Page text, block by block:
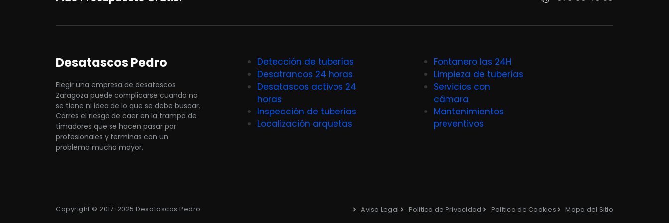
Desatascos Pedro
Elegir una empresa de desatascos
Zaragoza puede complicarse cuando no
se tiene ni idea de lo que se debe buscar.
Corres el riesgo de caer en la trampa de
timadores que se hacen pasar por
profesionales y terminas con un
problema mucho mayor.
Detección de tuberías
Desatrancos 24 horas
Desatascos activos 24
horas
Inspección de tuberías
Localización arquetas
Fontanero las 24H
Limpieza de tuberías
Servicios con
cámara
Mantenimientos
preventivos
Copyright © 2017-2025 Desatascos Pedro Aviso Legal Politica de Privacidad Politica de Cookies Mapa del Sitio